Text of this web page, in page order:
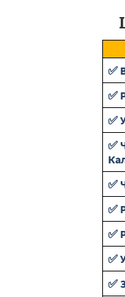
✅
✅
✅
✅
✅
✅
✅
✅
✅